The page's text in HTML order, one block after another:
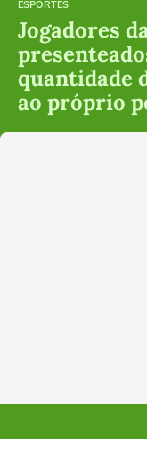
ESPORTES
Jogadores
quantidade
ao próprio